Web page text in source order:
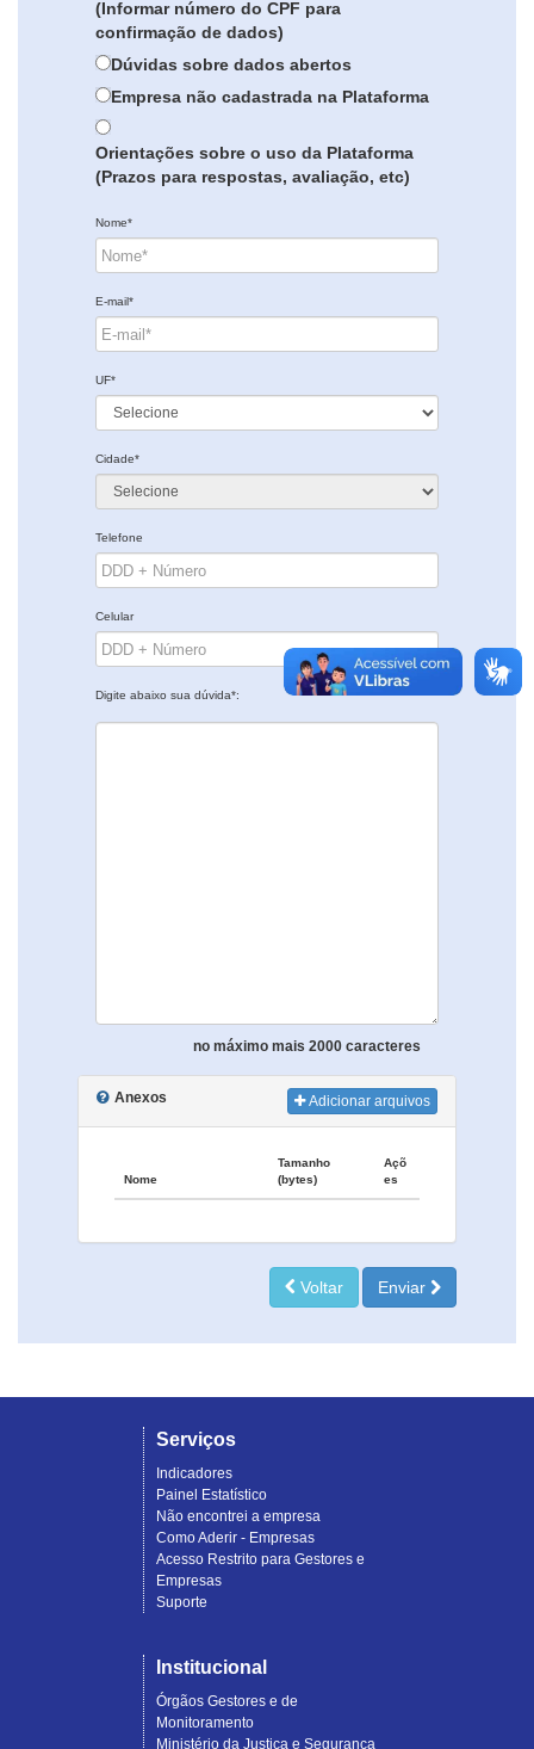
(Informar número do CPF para
confirmação de dados)
Dúvidas sobre dados abertos
Empresa não cadastrada na Plataforma
Orientações sobre o uso da Plataforma
(Prazos para respostas, avaliação, etc)
Nome*
E-mail*
UF*
Cidade*
Telefone
Celular
Digite abaixo sua dúvida*:
no máximo mais 2000 caracteres
Anexos Adicionar arquivos
Nome
Tamanho
(bytes)
Açõ
es
Voltar Enviar
Serviços
Indicadores
Painel Estatístico
Não encontrei a empresa
Como Aderir - Empresas
Acesso Restrito para Gestores e
Empresas
Suporte
Institucional
Órgãos Gestores e de
Monitoramento
Ministério da Justiça e Segurança